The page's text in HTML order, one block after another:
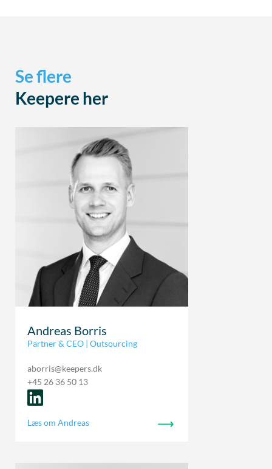
Se flere
Keepere her
Andreas Borris
Partner & CEO | Outsourcing
aborris@keepers.dk
+45 26 36 50 13
Læs om Andreas